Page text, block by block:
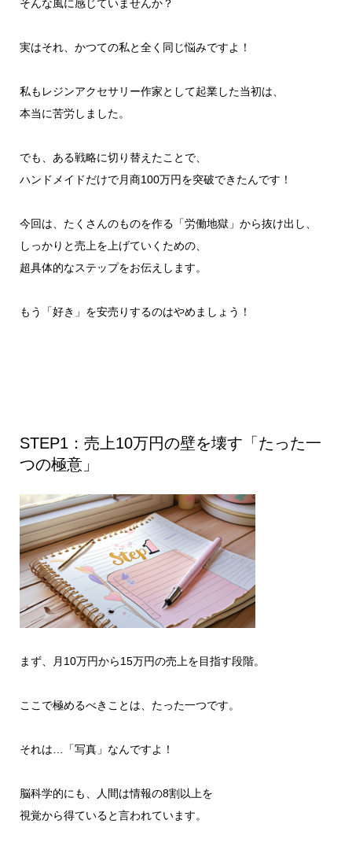
そんな風に感じていませんか？
実はそれ、かつての私と全く同じ悩みですよ！
私もレジンアクセサリー作家として起業した当初は、
本当に苦労しました。
でも、ある戦略に切り替えたことで、
ハンドメイドだけで月商100万円を突破できたんです！
今回は、たくさんのものを作る「労働地獄」から抜け出し、
しっかりと売上を上げていくための、
超具体的なステップをお伝えします。
もう「好き」を安売りするのはやめましょう！
STEP1：売上10万円の壁を壊す「たった一
つの極意」
まず、月10万円から15万円の売上を目指す段階。
ここで極めるべきことは、たった一つです。
それは…「写真」なんですよ！
脳科学的にも、人間は情報の8割以上を
視覚から得ていると言われています。